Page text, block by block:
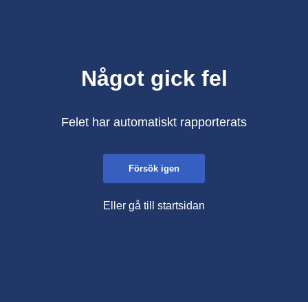
Något gick fel
Felet har automatiskt rapporterats
Försök igen
Eller gå till startsidan